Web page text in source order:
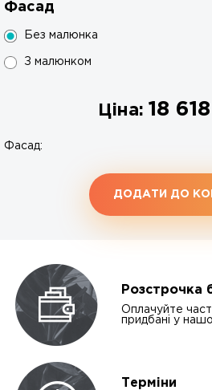
Фасад
Без малюнка
З малюнком
Ціна: 18 618
Фасад:
ДОДАТИ ДО
Розстрочка
Оплачуйте
придбані у
Терміни